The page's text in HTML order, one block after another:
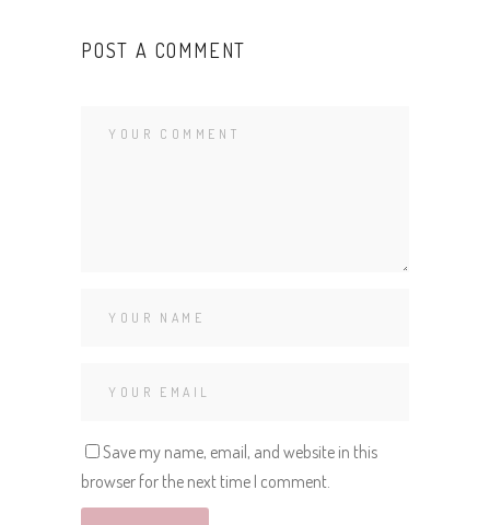
POST A COMMENT
Save my name, email, and website in this
browser for the next time I comment.